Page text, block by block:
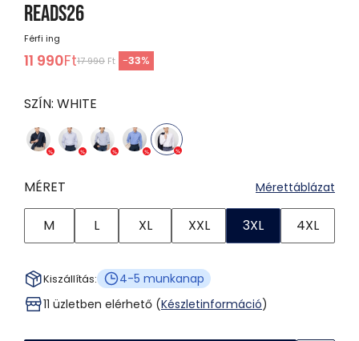
READS26
Férfi ing
11 990Ft17 990 Ft -33%
SZÍN: WHITE
MÉRET Mérettáblázat
M L XL XXL 3XL 4XL
Kiszállítás:
4-5 munkanap
11 üzletben elérhető (Készletinformáció)